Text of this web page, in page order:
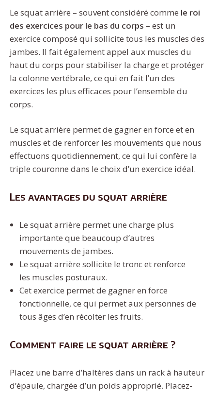
Le squat arrière – souvent considéré comme le roi
des exercices pour le bas du corps – est un
exercice composé qui sollicite tous les muscles des
jambes. Il fait également appel aux muscles du
haut du corps pour stabiliser la charge et protéger
la colonne vertébrale, ce qui en fait l’un des
exercices les plus efficaces pour l’ensemble du
corps.
Le squat arrière permet de gagner en force et en
muscles et de renforcer les mouvements que nous
effectuons quotidiennement, ce qui lui confère la
triple couronne dans le choix d’un exercice idéal.
Les avantages du squat arrière
Le squat arrière permet une charge plus
importante que beaucoup d’autres
mouvements de jambes.
Le squat arrière sollicite le tronc et renforce
les muscles posturaux.
Cet exercice permet de gagner en force
fonctionnelle, ce qui permet aux personnes de
tous âges d’en récolter les fruits.
Comment faire le squat arrière ?
Placez une barre d’haltères dans un rack à hauteur
d’épaule, chargée d’un poids approprié. Placez-